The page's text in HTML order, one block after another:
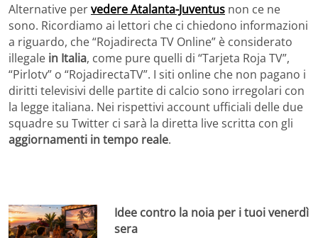
Alternative pervedere Atalanta-Juventus non ce ne
sono. Ricordiamo ai lettori che ci chiedono informazioni
a riguardo, che “Rojadirecta TV Online” è considerato
illegale in Italia, come pure quelli di “Tarjeta Roja TV”,
“Pirlotv” o “RojadirectaTV”. I siti online che non pagano i
diritti televisivi delle partite di calcio sono irregolari con
la legge italiana. Nei rispettivi account ufficiali delle due
squadre su Twitter ci sarà la diretta live scritta con gli
aggiornamenti in tempo reale.
Idee contro la noia per i tuoi venerdì
sera